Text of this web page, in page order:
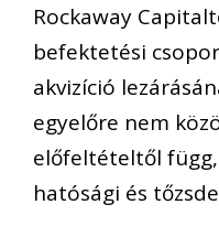
Rockaway
befektetési
akvizíció
egyelőre nem
előfeltételtől
hatósági és